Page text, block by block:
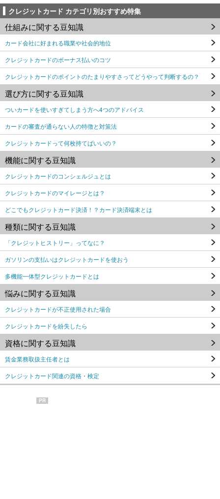
クレジットカード カテゴリ別おすすめ特集
仕組みに関する豆知識
カード会社に好まれる職業や社会的地位
クレジットカードのボーナス払いのコツ
クレジットカードのポイントのたまりやすさってどうやって判断するの？
選び方に関する豆知識
ついカードを使いすぎてしまう方へ4つのアドバイス
カードの審査が通らない人の特徴と対策法
クレジットカードって何枚持てばいいの？
機能に関する豆知識
クレジットカードのコンシェルジュとは
クレジットカードのマイレージとは？
どこでもクレジットカード決済！？カード決済端末とは
種類に関する豆知識
「クレジットヒストリー」ってなに？
ガソリンの支払いはクレジットカードを使おう
多機能一体型クレジットカードとは
悩みに関する豆知識
クレジットカードが不正使用された場合
クレジットカードを紛失したら
資格に関する豆知識
賃金業務取扱主任者とは
クレジットカード関連の資格・検定
PR